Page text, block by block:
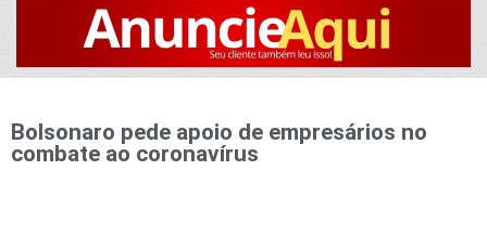
Bolsonaro pede apoio de empresários no
combate ao coronavírus